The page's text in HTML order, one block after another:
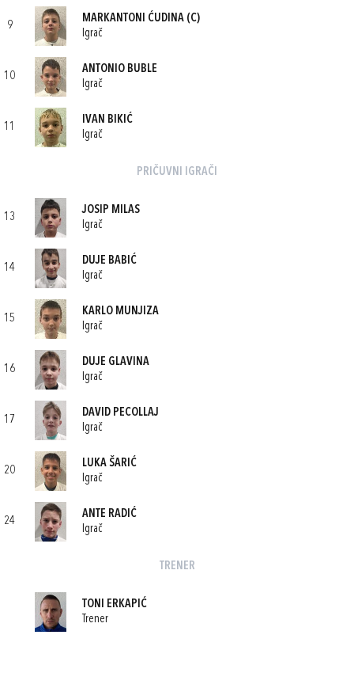
9
MARKANTONI ĆUDINA (C)
Igrač
10
ANTONIO BUBLE
Igrač
11
IVAN BIKIĆ
Igrač
PRIČUVNI IGRAČI
13
JOSIP MILAS
Igrač
14
DUJE BABIĆ
Igrač
15
KARLO MUNJIZA
Igrač
16
DUJE GLAVINA
Igrač
17
DAVID PECOLLAJ
Igrač
20
LUKA ŠARIĆ
Igrač
24
ANTE RADIĆ
Igrač
TRENER
TONI ERKAPIĆ
Trener